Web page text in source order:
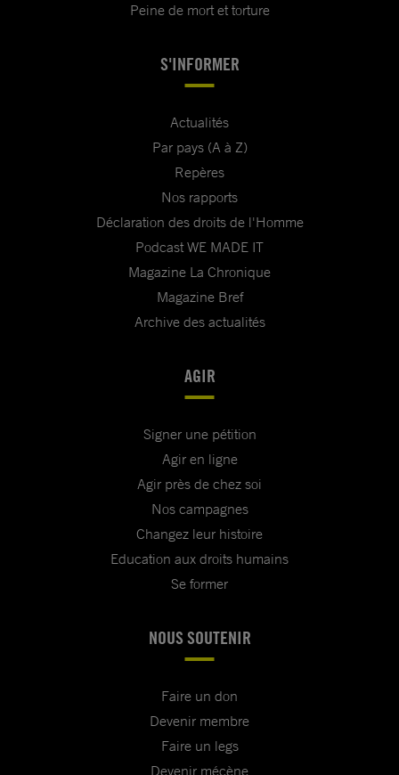
Peine de mort et torture
S'INFORMER
Actualités
Par pays (A à Z)
Repères
Nos rapports
Déclaration des droits de l'Homme
Podcast WE MADE IT
Magazine La Chronique
Magazine Bref
Archive des actualités
AGIR
Signer une pétition
Agir en ligne
Agir près de chez soi
Nos campagnes
Changez leur histoire
Education aux droits humains
Se former
NOUS SOUTENIR
Faire un don
Devenir membre
Faire un legs
Devenir mécène